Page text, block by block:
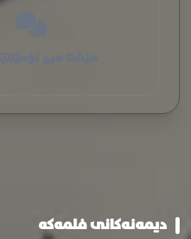
دیمەنەکانی فلمەکە